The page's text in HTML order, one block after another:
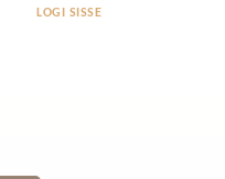
LOGI SISSE